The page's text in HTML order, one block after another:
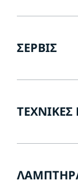
ΣΈΡΒΙΣ